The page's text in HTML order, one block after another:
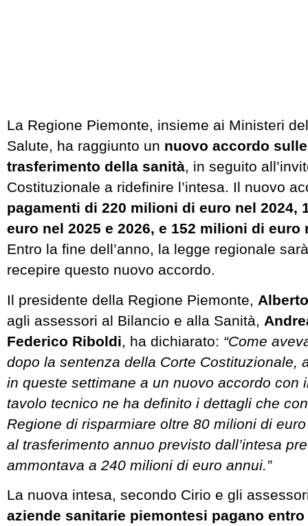
La Regione Piemonte, insieme ai Ministeri
Salute, ha raggiunto un nuovo accordo
trasferimento della sanità, in seguito
Costituzionale a ridefinire l’intesa. Il nuovo
pagamenti di 220 milioni di euro nel 2024,
euro nel 2025 e 2026, e 152 milioni di euro
Entro la fine dell’anno, la legge regionale
recepire questo nuovo accordo.
Il presidente della Regione Piemonte,
agli assessori al Bilancio e alla Sanità,
Federico Riboldi , ha dichiarato: “Come
dopo la sentenza della Corte Costituzionale,
in queste settimane a un nuovo accordo con
tavolo tecnico ne ha definito i dettagli che
Regione di risparmiare oltre 80 milioni di
al trasferimento annuo previsto dall’intesa
ammontava a 240 milioni di euro annui.”
La nuova intesa, secondo Cirio e gli
aziende sanitarie piemontesi pagano